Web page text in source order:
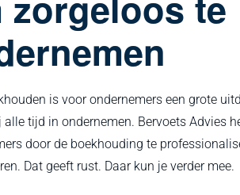
is voor ondernemers een grote
alle tijd in ondernemen. Bervoets Advies
door de boekhouding te
Dat geeft rust. Daar kun je verder mee.